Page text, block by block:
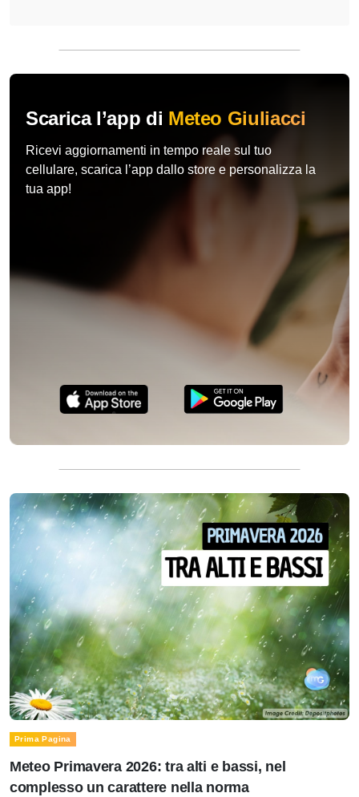
Scarica l’app di Meteo Giuliacci
Ricevi aggiornamenti in tempo reale sul tuo
cellulare, scarica l’app dallo store e personalizza la
tua app!
Prima Pagina
Meteo Primavera 2026: tra alti e bassi, nel
complesso un carattere nella norma